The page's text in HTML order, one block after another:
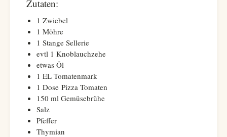
Zutaten:
1 Zwiebel
1 Möhre
1 Stange Sellerie
evtl 1 Knoblauchzehe
etwas Öl
1 EL Tomatenmark
1 Dose Pizza Tomaten
150 ml Gemüsebrühe
Salz
Pfeffer
Thymian